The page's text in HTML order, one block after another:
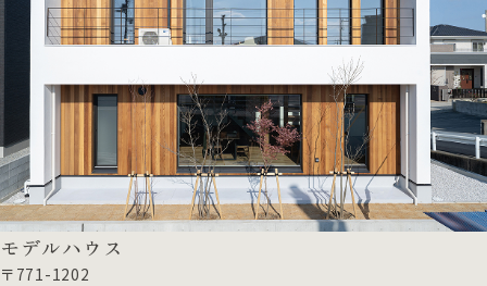
モデルハウス
〒771-1202